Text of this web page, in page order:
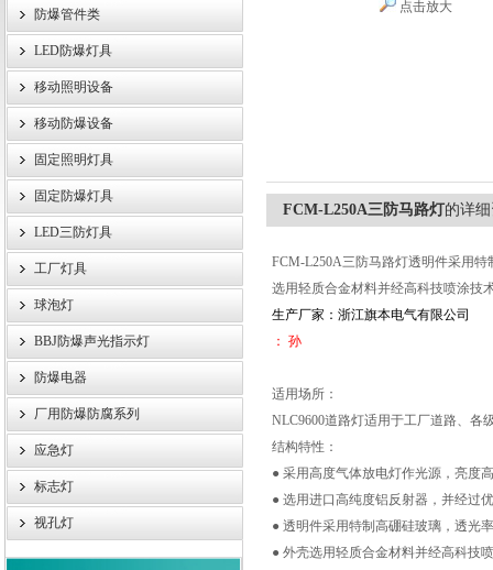
浙江旗本电气有限公司
防爆管件类
LED防爆灯具
移动照明设备
移动防爆设备
固定照明灯具
固定防爆灯具
LED三防灯具
工厂灯具
球泡灯
BBJ防爆声光指示灯
防爆电器
厂用防爆防腐系列
应急灯
标志灯
视孔灯
点击放大
FCM-L250A三防马路灯的详
FCM-L250A三防马路灯透明件采用
选用轻质合金材料并经高科技喷涂技
生产厂家：浙江旗本电气有限公司
： 孙
适用场所：
NLC9600道路灯适用于工厂道路、各
结构特性：
● 采用高度气体放电灯作光源，亮度
● 选用进口高纯度铝反射器，并经过
● 透明件采用特制高硼硅玻璃，透光
● 外壳选用轻质合金材料并经高科技